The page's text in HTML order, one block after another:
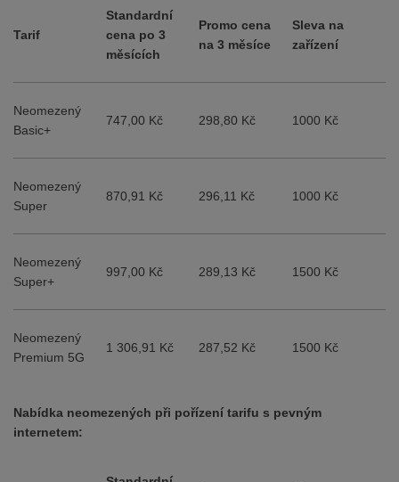
Tarif
Standardní
cena po 3
měsících
Promo cena
na 3 měsíce
Sleva na
zařízení
Neomezený
Basic+
747,00 Kč 298,80 Kč 1000 Kč
Neomezený
Super
870,91 Kč 296,11 Kč 1000 Kč
Neomezený
Super+
997,00 Kč 289,13 Kč 1500 Kč
Neomezený
Premium 5G
1 306,91 Kč 287,52 Kč 1500 Kč
Nabídka neomezených při pořízení tarifu s pevným
internetem: